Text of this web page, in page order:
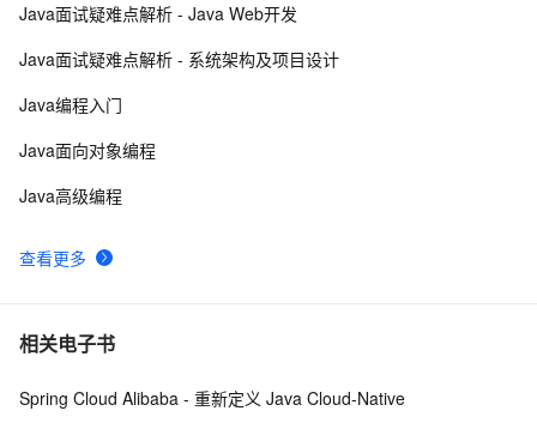
10java 中的多线程   内部类实现 数据共享 和 Runnable实
查看更多
Java面试疑难点解析 - Java Web开发
Java面试疑难点解析 - 系统架构及项目设计
Java编程入门
Java面向对象编程
Java高级编程
相关电子书
Spring Cloud Alibaba - 重新定义 Java Cloud-Native